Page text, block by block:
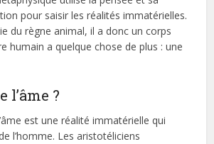
pour saisir les réalités immatérielles.
du règne animal, il a donc un corps
humain a quelque chose de plus : une
l’âme ?
est une réalité immatérielle qui
l’homme. Les aristotéliciens